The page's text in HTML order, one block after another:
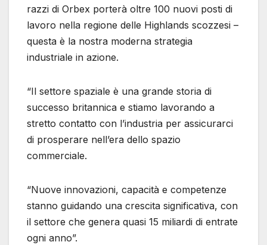
razzi di Orbex porterà oltre 100 nuovi posti di
lavoro nella regione delle Highlands scozzesi –
questa è la nostra moderna strategia
industriale in azione.
“Il settore spaziale è una grande storia di
successo britannica e stiamo lavorando a
stretto contatto con l’industria per assicurarci
di prosperare nell’era dello spazio
commerciale.
“Nuove innovazioni, capacità e competenze
stanno guidando una crescita significativa, con
il settore che genera quasi 15 miliardi di entrate
ogni anno”.